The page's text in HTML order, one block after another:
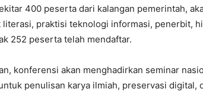
400 peserta dari kalangan pemerintah,
praktisi teknologi informasi, penerbit,
252 peserta telah mendaftar.
konferensi akan menghadirkan seminar
penulisan karya ilmiah, preservasi digital,